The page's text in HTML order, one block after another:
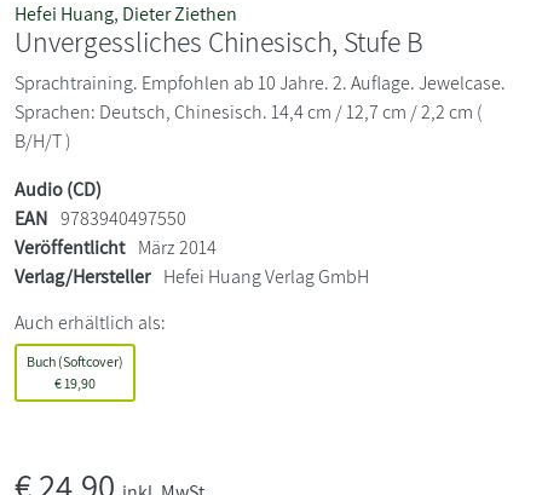
Hefei Huang, Dieter Ziethen
Unvergessliches Chinesisch, Stufe B
Sprachtraining. Empfohlen ab 10 Jahre. 2. Auflage. Jewelcase.
Sprachen: Deutsch, Chinesisch. 14,4 cm / 12,7 cm / 2,2 cm (
B/H/T )
Audio (CD)
EAN 9783940497550
Veröffentlicht März 2014
Verlag/Hersteller Hefei Huang Verlag GmbH
Auch erhältlich als:
Buch (Softcover)
€19,90